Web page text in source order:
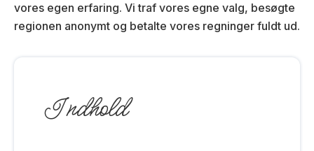
vores egen erfaring. Vi traf vores egne valg, besøgte
regionen anonymt og betalte vores regninger fuldt ud.
Indhold